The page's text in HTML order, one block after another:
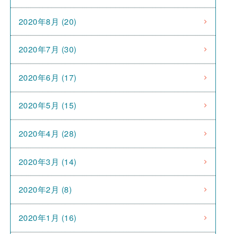
2020年8月 (20)
2020年7月 (30)
2020年6月 (17)
2020年5月 (15)
2020年4月 (28)
2020年3月 (14)
2020年2月 (8)
2020年1月 (16)